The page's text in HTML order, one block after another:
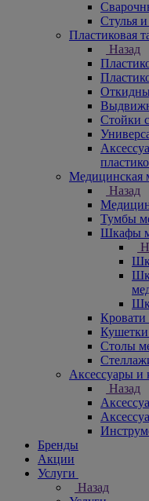
Стулья
Пластиковая
Назад
Стойки
Медицинская
Назад
Тумбы
Шкафы
Столы
Аксессуары
Назад
Бренды
Акции
Услуги
Назад